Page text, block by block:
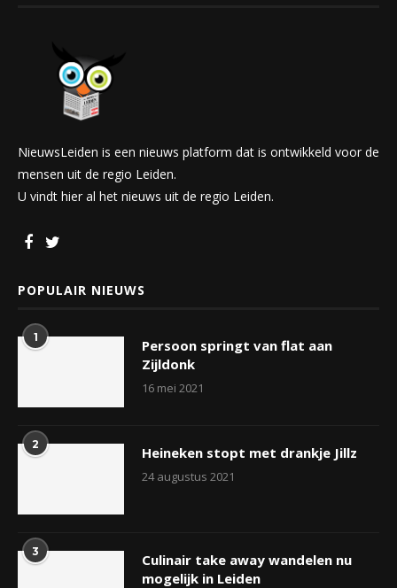
NieuwsLeiden is een nieuws platform dat is ontwikkeld voor de
mensen uit de regio Leiden.
U vindt hier al het nieuws uit de regio Leiden.
POPULAIR NIEUWS
1
Persoon springt van flat aan
Zijldonk
16 mei 2021
2 Heineken stopt met drankje Jillz
24 augustus 2021
3
Culinair take away wandelen nu
mogelijk in Leiden